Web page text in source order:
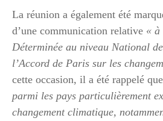
La réunion a également été
d’une communication relative «
Déterminée au niveau National
l’Accord de Paris sur les
cette occasion, il a été rappelé que
parmi les pays particulièrement
changement climatique,